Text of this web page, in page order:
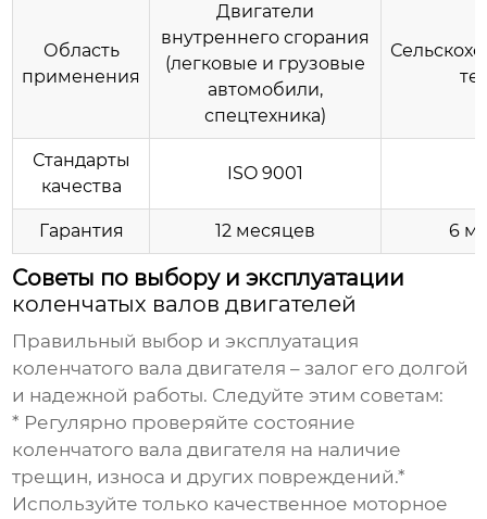
Область
применения
Двигатели
внутреннего сгорания
(легковые и грузовые
автомобили,
спецтехника)
Стандарты
качества
ISO 9001
Гарантия 12 месяцев 6
Советы по выбору и эксплуатации
коленчатых валов двигателей
Правильный выбор и эксплуатация
коленчатого вала двигателя – залог его долгой
и надежной работы. Следуйте этим советам:
* Регулярно проверяйте состояние
коленчатого вала двигателя на наличие
трещин, износа и других повреждений.*
Используйте только качественное моторное